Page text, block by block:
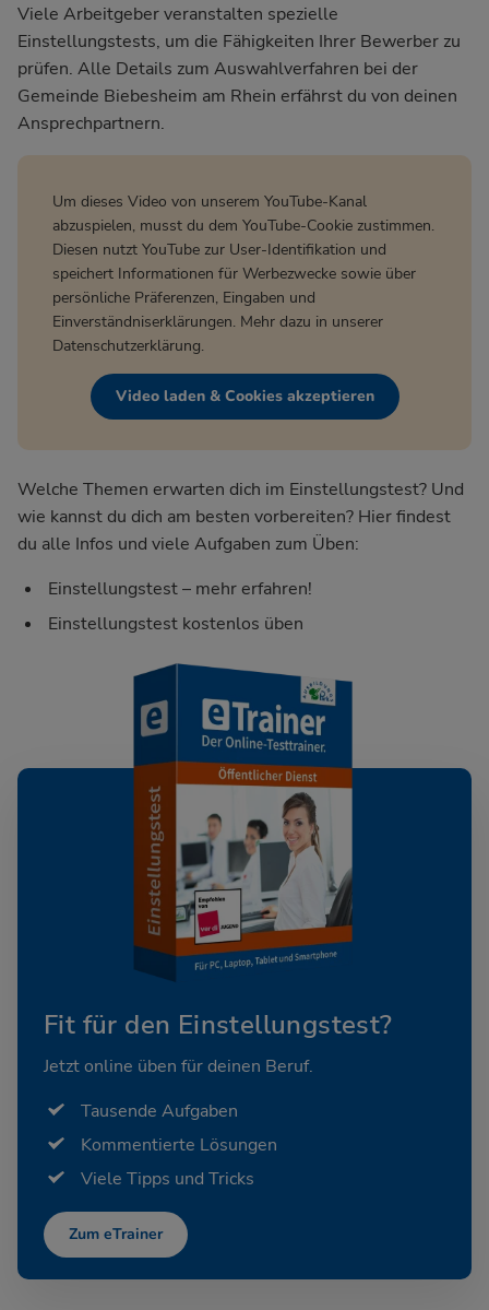
Viele Arbeitgeber veranstalten spezielle
Einstellungstests, um die Fähigkeiten Ihrer Bewerber zu
prüfen. Alle Details zum Auswahlverfahren bei der
Gemeinde Biebesheim am Rhein erfährst du von deinen
Ansprechpartnern.
Um dieses Video von unserem YouTube-Kanal
abzuspielen, musst du dem YouTube-Cookie zustimmen.
Diesen nutzt YouTube zur User-Identifikation und
speichert Informationen für Werbezwecke sowie über
persönliche Präferenzen, Eingaben und
Einverständniserklärungen. Mehr dazu in unserer
Datenschutzerklärung.
Video laden & Cookies akzeptieren
Welche Themen erwarten dich im Einstellungstest? Und
wie kannst du dich am besten vorbereiten? Hier findest
du alle Infos und viele Aufgaben zum Üben:
Einstellungstest – mehr erfahren!
Einstellungstest kostenlos üben
Fit für den Einstellungstest?
Jetzt online üben für deinen Beruf.
Tausende Aufgaben
Kommentierte Lösungen
Viele Tipps und Tricks
Zum eTrainer